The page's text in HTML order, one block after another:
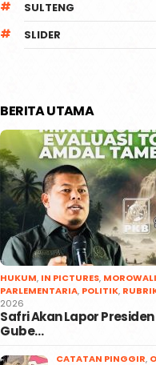
SULTENG
SLIDER
BERITA UTAMA
HUKUM, IN PICTURES,
PARLEMENTARIA, POLITIK,
2026
Safri Akan Lapor
Gube…
CATATAN PINGGIR,